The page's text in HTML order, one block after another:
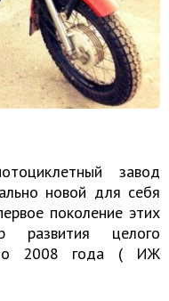
завод
новой для себя
поколение этих
развития целого
до 2008 года ( ИЖ